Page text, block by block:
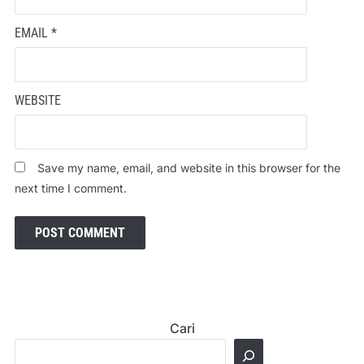
EMAIL *
WEBSITE
Save my name, email, and website in this browser for the
next time I comment.
Cari